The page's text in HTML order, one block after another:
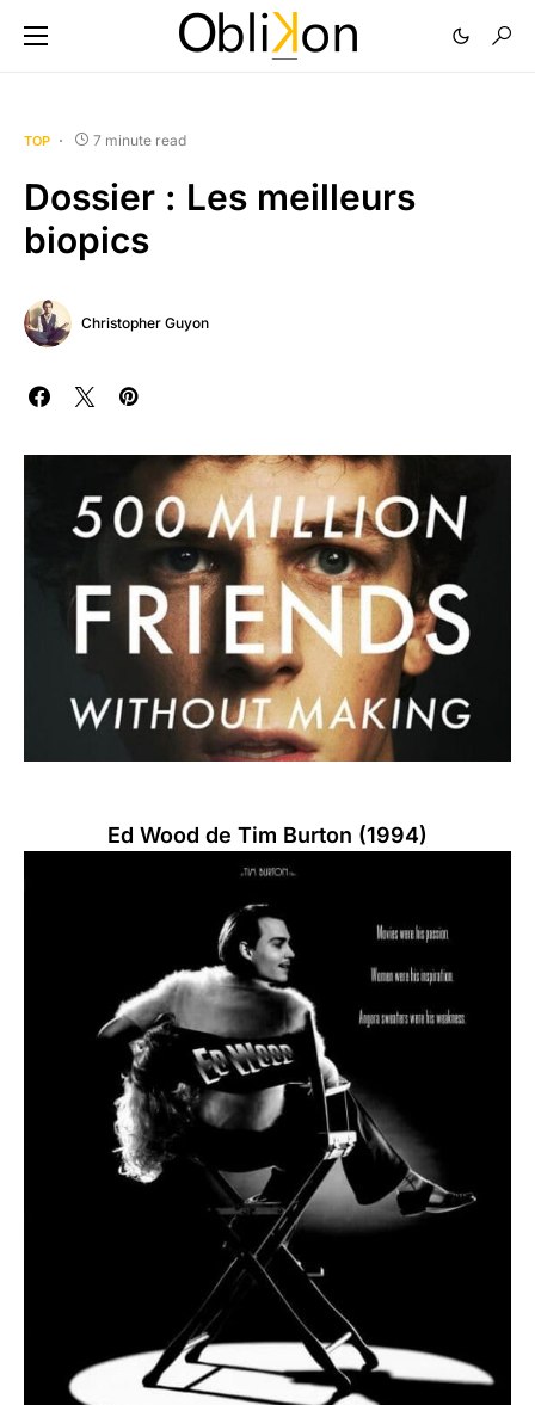
TOP 7 minute read
Dossier : Les meilleurs
biopics
Christopher Guyon
Ed Wood de Tim Burton (1994)